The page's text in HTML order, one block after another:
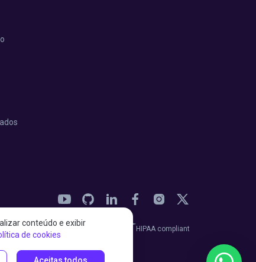
HIPAA compliant
conteúdo e exibir
de cookies